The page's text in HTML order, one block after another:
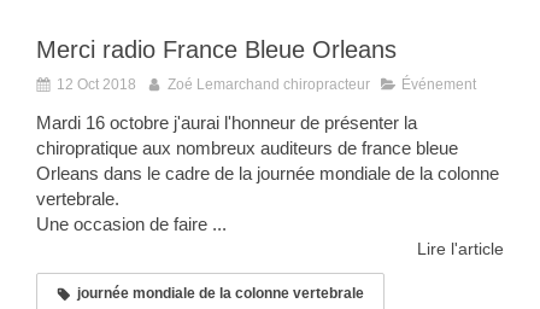
Merci radio France Bleue Orleans
12 Oct 2018 Zoé Lemarchand chiropracteur Événement
Mardi 16 octobre j'aurai l'honneur de présenter la
chiropratique aux nombreux auditeurs de france bleue
Orleans dans le cadre de la journée mondiale de la colonne
vertebrale.
Une occasion de faire ...
Lire l'article
journée mondiale de la colonne vertebrale